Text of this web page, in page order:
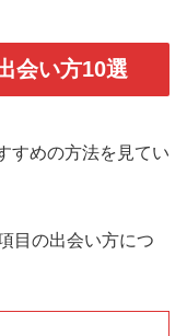
会い方10選
すめの方法を見てい
目の出会い方につ